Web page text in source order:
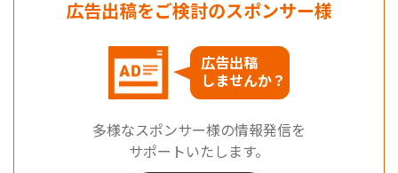
広告出稿をご検討のスポンサー様
広告出稿
しませんか？
多様なスポンサー様の情報発信を
サポートいたします。